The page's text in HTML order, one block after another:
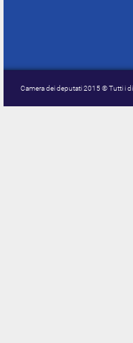
Camera dei deputati 2015 © Tutti i